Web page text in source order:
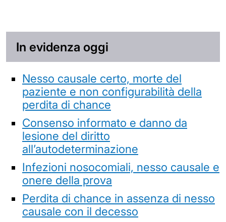
In evidenza oggi
Nesso causale certo, morte del
paziente e non configurabilità della
perdita di chance
Consenso informato e danno da
lesione del diritto
all’autodeterminazione
Infezioni nosocomiali, nesso causale e
onere della prova
Perdita di chance in assenza di nesso
causale con il decesso